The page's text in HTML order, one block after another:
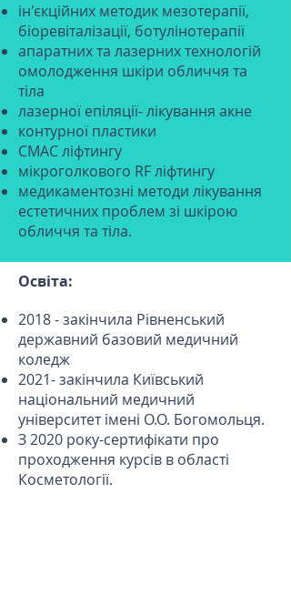
ін'єкційних методик мезотерапії,
біоревіталізації, ботулінотерапії
апаратних та лазерних технологій
омолодження шкіри обличчя та
тіла
лазерної епіляції- лікування акне
контурної пластики
СМАС ліфтингу
мікроголкового RF ліфтингу
медикаментозні методи лікування
естетичних проблем зі шкірою
обличчя та тіла.
Освіта:
2018 - закінчила Рівненський
державний базовий медичний
коледж
2021- закінчила Київський
національний медичний
університет імені О.О. Богомольця.
З 2020 року-сертифікати про
проходження курсів в області
Косметології.